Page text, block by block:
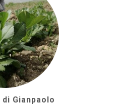
Gianpaolo